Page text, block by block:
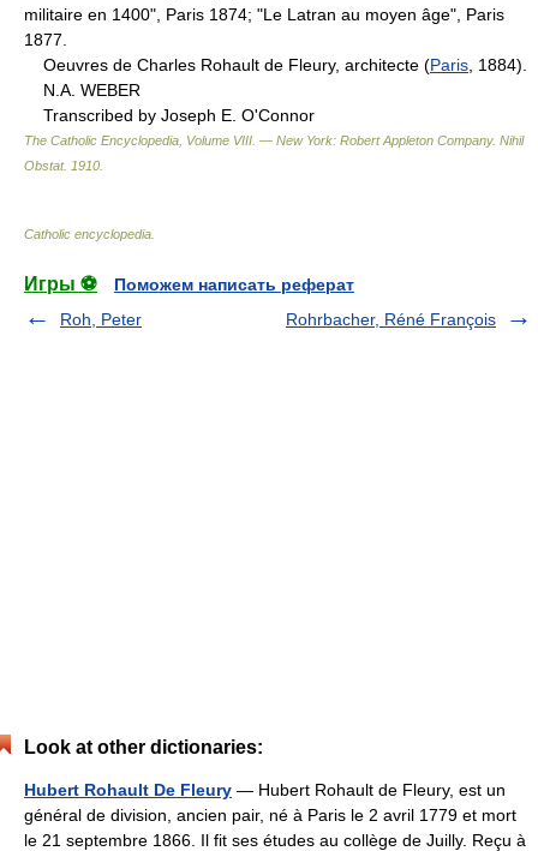
militaire en 1400", Paris 1874; "Le Latran au moyen âge", Paris
1877.
Oeuvres de Charles Rohault de Fleury, architecte (Paris , 1884).
N.A. WEBER
Transcribed by Joseph E. O'Connor
The Catholic Encyclopedia, Volume VIII. — New York: Robert Appleton Company. Nihil
Obstat. 1910
Catholic encyclopedia
Игры ⚽
Поможем написать реферат
Roh, Peter
Rohrbacher, Réné François
Look at other dictionaries:
Hubert Rohault De Fleury — Hubert Rohault de Fleury, est un
général de division, ancien pair, né à Paris le 2 avril 1779 et mort
le 21 septembre 1866. Il fit ses études au collège de Juilly. Reçu à